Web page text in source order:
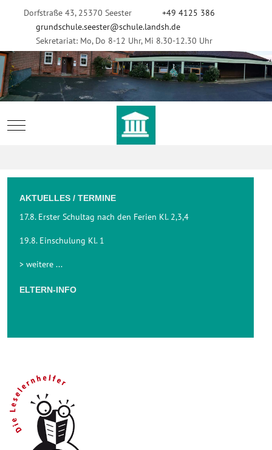
Dorfstraße 43, 25370 Seester
+49 4125 386
grundschule.seester@schule.landsh.de
Sekretariat: Mo, Do 8-12 Uhr, Mi 8.30-12.30 Uhr
Mobile Menu Toggle
AKTUELLES / TERMINE
17.8. Erster Schultag nach den Ferien Kl. 2,3,4
19.8. Einschulung Kl. 1
> weitere ...
ELTERN-INFO